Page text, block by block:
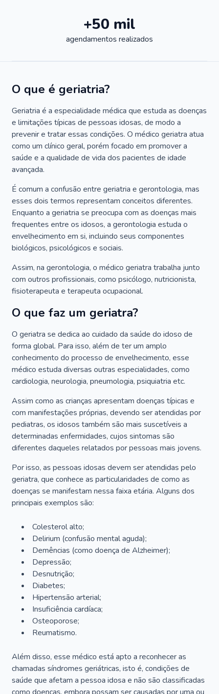
+50 mil
agendamentos realizados
O que é geriatria?
Geriatria é a especialidade médica que estuda as doenças
e limitações típicas de pessoas idosas, de modo a
prevenir e tratar essas condições. O médico geriatra atua
como um clínico geral, porém focado em promover a
saúde e a qualidade de vida dos pacientes de idade
avançada.
É comum a confusão entre geriatria e gerontologia, mas
esses dois termos representam conceitos diferentes.
Enquanto a geriatria se preocupa com as doenças mais
frequentes entre os idosos, a gerontologia estuda o
envelhecimento em si, incluindo seus componentes
biológicos, psicológicos e sociais.
Assim, na gerontologia, o médico geriatra trabalha junto
com outros profissionais, como psicólogo, nutricionista,
fisioterapeuta e terapeuta ocupacional.
O que faz um geriatra?
O geriatra se dedica ao cuidado da saúde do idoso de
forma global. Para isso, além de ter um amplo
conhecimento do processo de envelhecimento, esse
médico estuda diversas outras especialidades, como
cardiologia, neurologia, pneumologia, psiquiatria etc.
Assim como as crianças apresentam doenças típicas e
com manifestações próprias, devendo ser atendidas por
pediatras, os idosos também são mais suscetíveis a
determinadas enfermidades, cujos sintomas são
diferentes daqueles relatados por pessoas mais jovens.
Por isso, as pessoas idosas devem ser atendidas pelo
geriatra, que conhece as particularidades de como as
doenças se manifestam nessa faixa etária. Alguns dos
principais exemplos são:
Colesterol alto;
Delirium (confusão mental aguda);
Demências (como doença de Alzheimer);
Depressão;
Desnutrição;
Diabetes;
Hipertensão arterial;
Insuficiência cardíaca;
Osteoporose;
Reumatismo.
Além disso, esse médico está apto a reconhecer as
chamadas síndromes geriátricas, isto é, condições de
saúde que afetam a pessoa idosa e não são classificadas